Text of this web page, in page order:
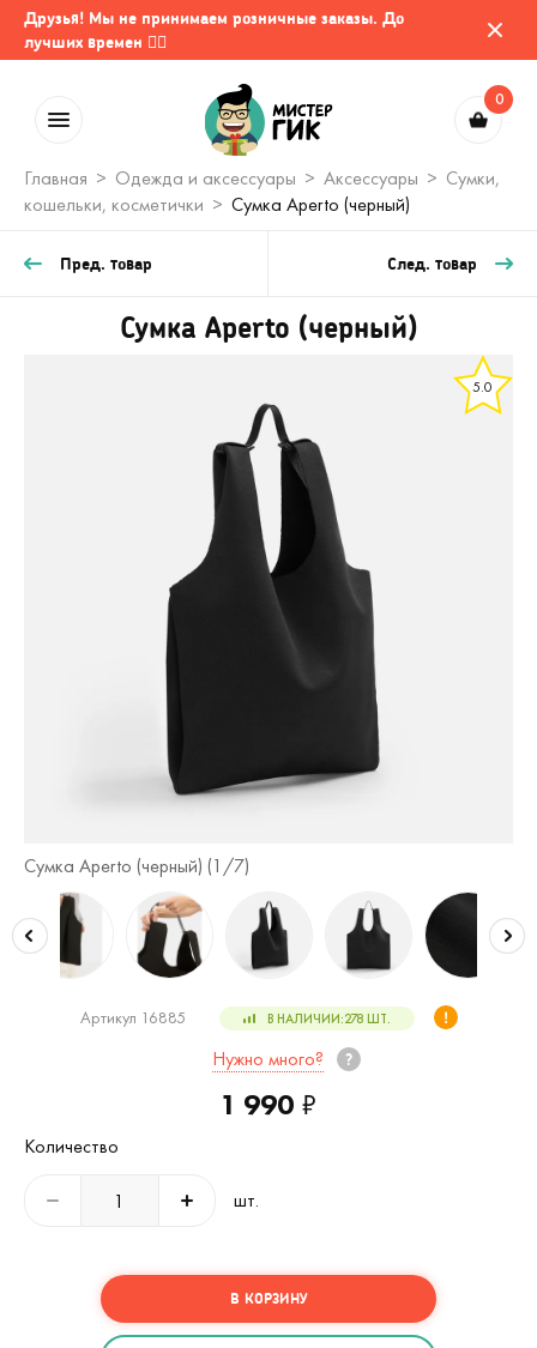
Друзья! Мы не принимаем розничные заказы. До
лучших времен 🤷‍♂️
0
Главная Одежда и аксессуары Аксессуары
Сумки,
кошельки, косметички
Сумка Aperto (черный)
Пред. товар След. товар
Сумка Aperto (черный)
5.0
Сумка Aperto (черный) (1 /7)
Артикул 16885 В НАЛИЧИИ:278ШТ.
Нужно много?
1 990 ₽
Количество
шт.
В КОРЗИНУ